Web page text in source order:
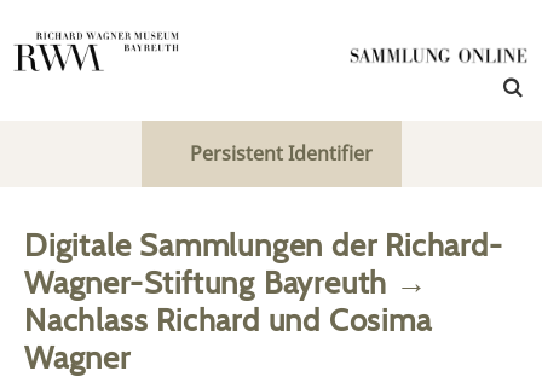
Persistent Identifier
Digitale Sammlungen der Richard-
Wagner-Stiftung Bayreuth →
Nachlass Richard und Cosima
Wagner